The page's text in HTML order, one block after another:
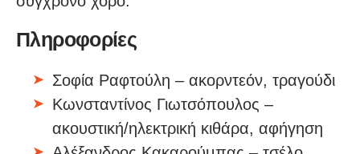
Πληροφορίες
Σοφία Ραφτούλη – ακορντεόν, τραγούδι
Κωνσταντίνος Γιωτσόπουλος –
ακουστική/ηλεκτρική κιθάρα, αφήγηση